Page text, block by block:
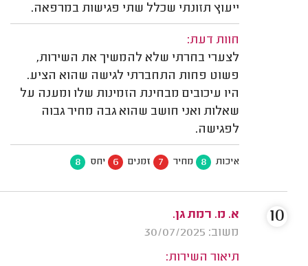
ייעוץ תזונתי שכלל שתי פגישות במרפאה.
חוות דעת:
לצערי בחרתי שלא להמשיך את השירות,
פשוט פחות התחברתי לגישה שהוא הציע.
היו עיכובים מבחינת הזמינות שלו ומענה על
שאלות ואני חושב שהוא גבה מחיר גבוה
לפגישה.
איכות 8 מחיר 7 זמנים 6 יחס 8
א. מ. רמת גן.
משוב: 30/07/2025
תיאור השירות:
10